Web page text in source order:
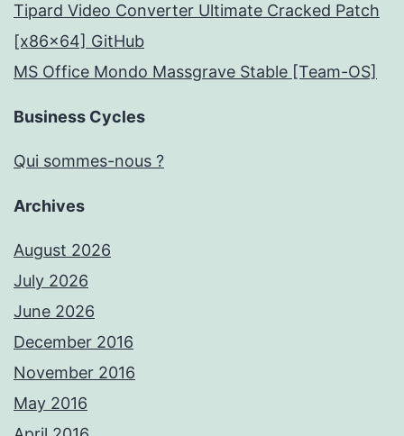
Tipard Video Converter Ultimate Cracked Patch
[x86x64] GitHub
MS Office Mondo Massgrave Stable [Team-OS]
Business Cycles
Qui sommes-nous ?
Archives
August 2026
July 2026
June 2026
December 2016
November 2016
May 2016